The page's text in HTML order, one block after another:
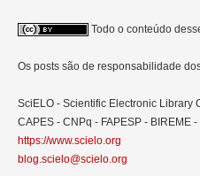
Todo o conteúdo
Os posts são de responsabilidade
SciELO - Scientific Electronic Library
CAPES - CNPq - FAPESP - BIREME
https://www.scielo.org
blog.scielo@scielo.org